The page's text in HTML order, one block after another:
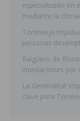
especializado en
mediante la
Torrevieja
personas
Raiguero de
inundaciones por
La Generalitat
clave para